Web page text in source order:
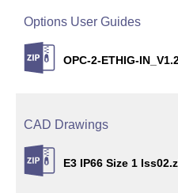
Options User Guides
OPC-2-ETHIG-
CAD Drawings
E3 IP66 Size 1